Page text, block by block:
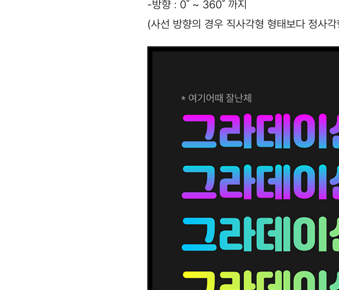
-방향 : 0˚ ~ 360˚ 까지
(사선 방향의 경우 직사각형 형태보다 정사